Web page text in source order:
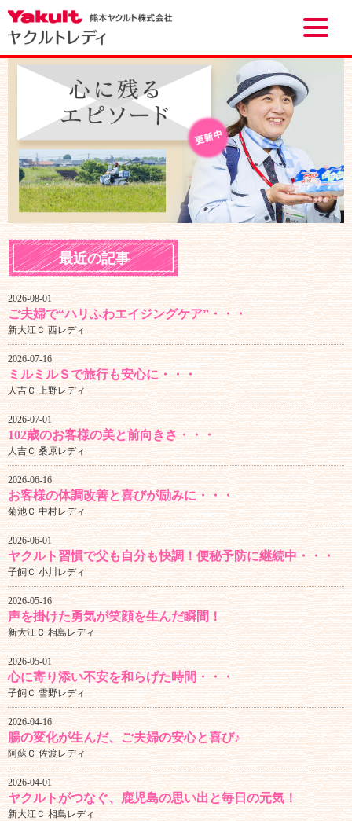
Toggle
最近の記事
2026-08-01
ご夫婦で“ハリふわエイジングケア”・・・
新大江Ｃ 西レディ
2026-07-16
ミルミルＳで旅行も安心に・・・
人吉Ｃ 上野レディ
2026-07-01
102歳のお客様の美と前向きさ・・・
人吉Ｃ 桑原レディ
2026-06-16
お客様の体調改善と喜びが励みに・・・
菊池Ｃ 中村レディ
2026-06-01
ヤクルト習慣で父も自分も快調！便秘予防に継続中・・・
子飼Ｃ 小川レディ
2026-05-16
声を掛けた勇気が笑顔を生んだ瞬間！
新大江Ｃ 相島レディ
2026-05-01
心に寄り添い不安を和らげた時間・・・
子飼Ｃ 雪野レディ
2026-04-16
腸の変化が生んだ、ご夫婦の安心と喜び♪
阿蘇Ｃ 佐渡レディ
2026-04-01
ヤクルトがつなぐ、鹿児島の思い出と毎日の元気！
新大江Ｃ 相島レディ